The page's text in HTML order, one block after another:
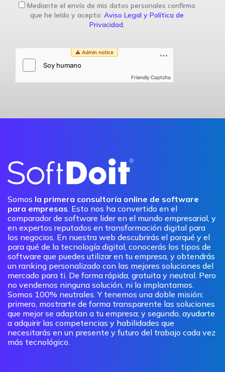
Mediante el envío de mis datos personales confirmo
que he leído y acepto: Aviso Legal y Política de
Privacidad.
Friendly Captcha
Somos la primera consultoría online de software
para empresas. Esto nos ha convertido en el
comparador de software lider en el mundo empresarial, y
en expertos reputados en transformación digital para
los negocios. En nuestra web descubrirás el porqué y el
para qué de la tecnología digital, conocerás los tipos de
software que puedes utilizar en tu empresa, y obtendrás
un ranking personalizado con las mejores soluciones del
mercado para ti. De forma rápida, gratuita y neutral. Pero
no vendemos ninguna solución, ni la implantamos.
Somos 100% neutrales. Y tenemos una doble misión:
primero, mostrarte de forma transparente las soluciones
que mejor se adaptan a tu empresa; y segundo, ayudarte
a adquirir las competencias y habilidades que
necesitarás en un presente y futuro del trabajo cada vez
más tecnológico.